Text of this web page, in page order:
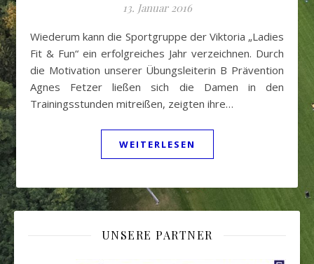
13. Januar 2016
Wiederum kann die Sportgruppe der Viktoria „Ladies
Fit & Fun“ ein erfolgreiches Jahr verzeichnen. Durch
die Motivation unserer Übungsleiterin B Prävention
Agnes Fetzer ließen sich die Damen in den
Trainingsstunden mitreißen, zeigten ihre…
WEITERLESEN
UNSERE PARTNER